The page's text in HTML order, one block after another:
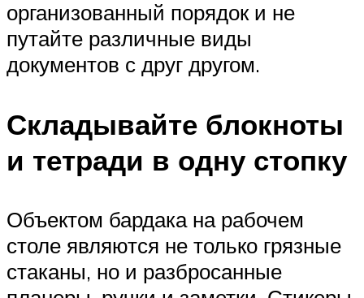
организованный порядок и не
путайте различные виды
документов с друг другом.
Складывайте блокноты
и тетради в одну стопку
Объектом бардака на рабочем
столе являются не только грязные
стаканы, но и разбросанные